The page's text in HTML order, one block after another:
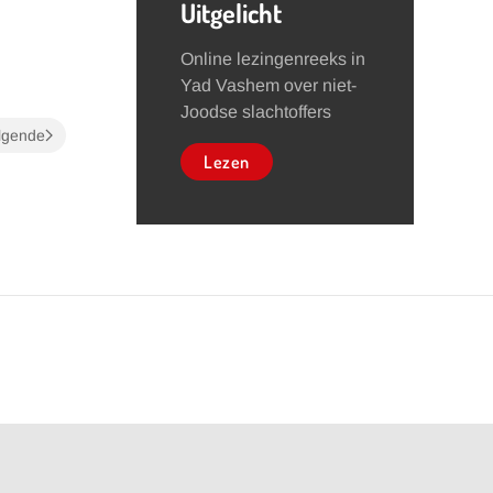
Uitgelicht
Online lezingenreeks in
Yad Vashem over niet-
Joodse slachtoffers
Lezen